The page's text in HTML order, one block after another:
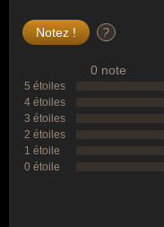
?
0 note
5 étoiles
4 étoiles
3 étoiles
2 étoiles
1 étoile
0 étoile